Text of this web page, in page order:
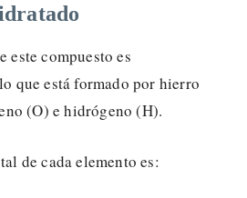
este compuesto es
que está formado por hierro
(O) e hidrógeno (H).
de cada elemento es: